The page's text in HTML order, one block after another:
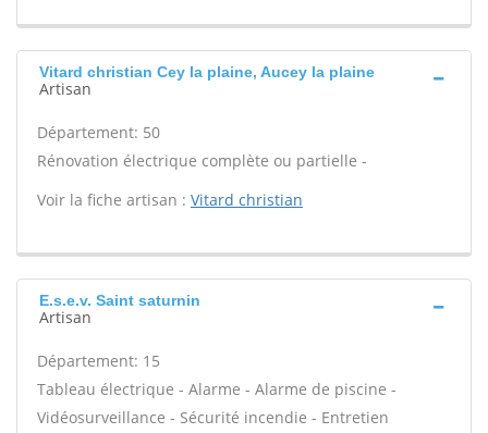
Vitard christian Cey la plaine, Aucey la plaine
Artisan
Département: 50
Rénovation électrique complète ou partielle -
Voir la fiche artisan : Vitard christian
E.s.e.v. Saint saturnin
Artisan
Département: 15
Tableau électrique - Alarme - Alarme de piscine -
Vidéosurveillance - Sécurité incendie - Entretien